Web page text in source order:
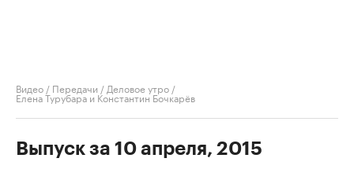
Видео / Передачи / Деловое утро /
Елена Турубара и Константин Бочкарёв
Выпуск за 10 апреля, 2015